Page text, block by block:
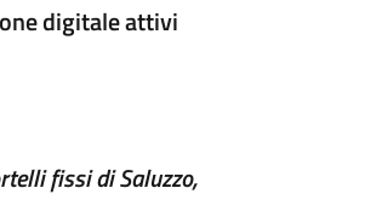
digitale attivi
fissi di Saluzzo,